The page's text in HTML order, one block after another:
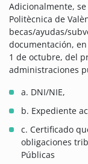
Adicionalmente,
Politècnica de
becas/ayudas/
documentación,
1 de octubre, del
administraciones
a. DNI/NIE,
b. Expediente
c. Certificado
obligaciones
Públicas